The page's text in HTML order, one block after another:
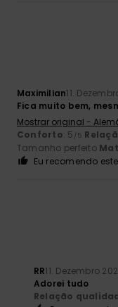
Maximilian11.
Fica muito bem,
Mostrar original -
Conforto: 5 /5
Tamanho perfeito
Eu recomendo
RR11. Dezembro
Adorei tudo
Relação